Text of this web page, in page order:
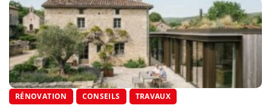
RÉNOVATION CONSEILS TRAVAUX